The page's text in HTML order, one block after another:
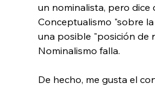
un nominalista, pero dice
Conceptualismo "sobre
una posible "posición de
Nominalismo falla.
De hecho, me gusta el